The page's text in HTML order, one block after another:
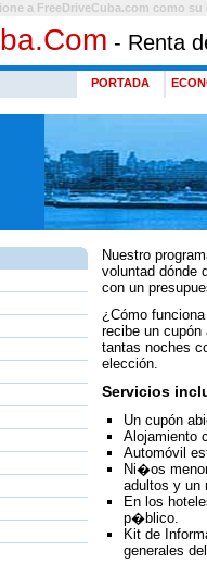
a FreeDriveCuba.com como
- Renta
PORTADA
Nuestro
voluntad dónde
con un
¿Cómo
recibe un cupón
tantas noches
elección.
Servicios
Un cupón
Alojamiento
Automóvil
Ni�os
adultos y un
En los
p�blico.
Kit de
generales